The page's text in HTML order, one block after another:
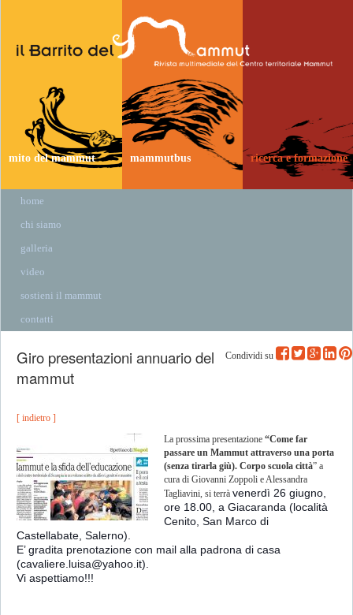
mito del mammut mammutbus ricerca e formazione
home
chi siamo
galleria
video
sostieni il mammut
contatti
Condividi su
Giro presentazioni annuario del
mammut
[ indietro ]
La prossima presentazione “Come far
passare un Mammut attraverso una porta
(senza tirarla giù). Corpo scuola città” a
cura di Giovanni Zoppoli e Alessandra
Tagliavini, si terrà venerdì 26 giugno,
ore 18.00, a Giacaranda (località
Cenito, San Marco di
Castellabate, Salerno).
E’ gradita prenotazione con mail alla padrona di casa
(cavaliere.luisa@yahoo.it).
Vi aspettiamo!!!